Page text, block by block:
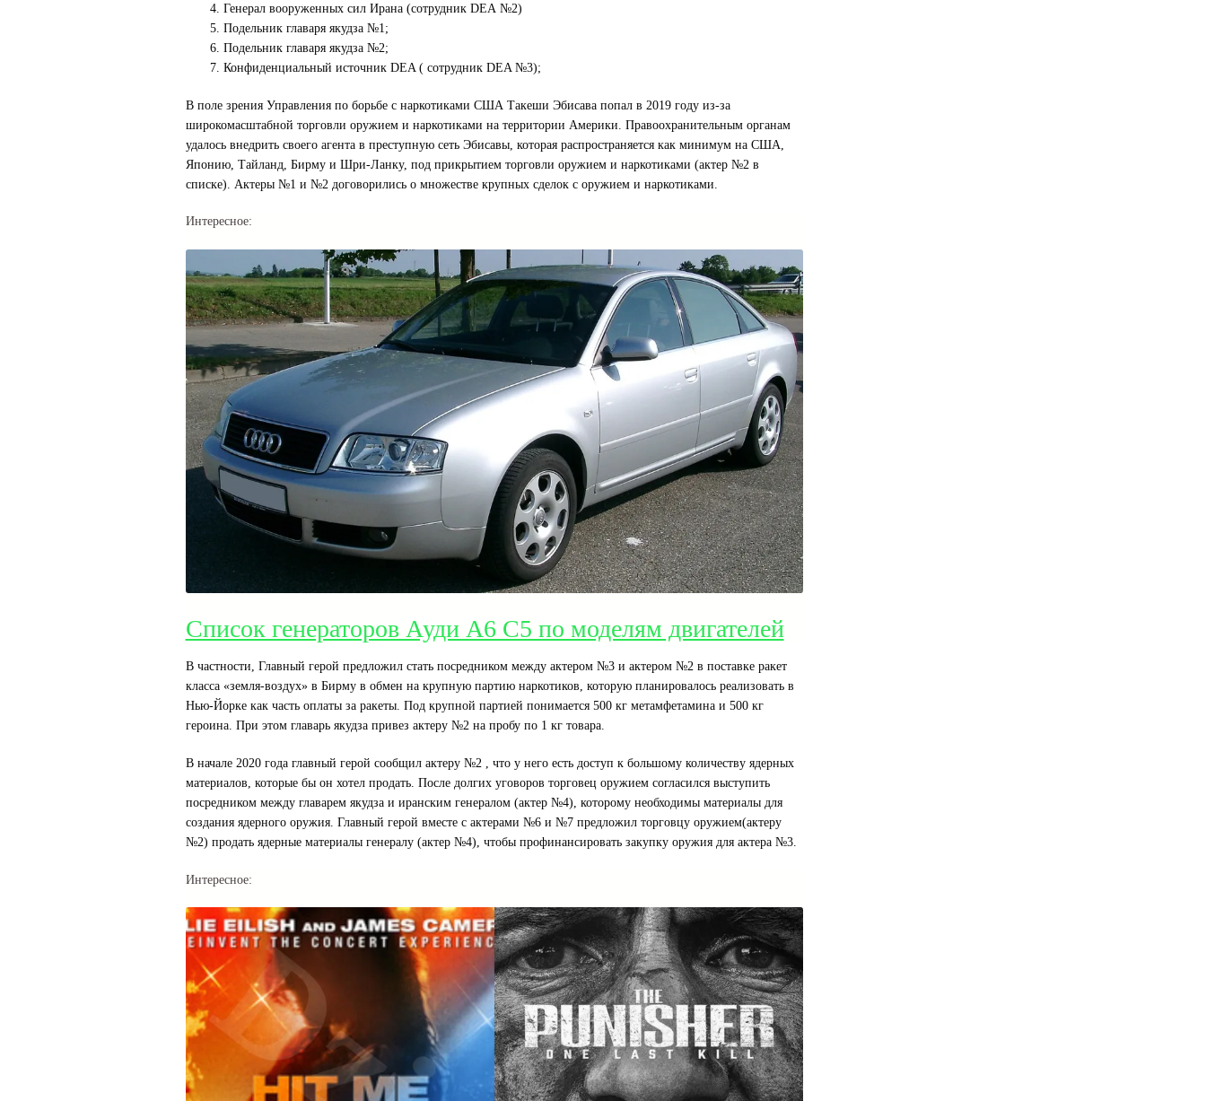
Генерал вооруженных сил Ирана (сотрудник DEA №2)
Подельник главаря якудза №1;
Подельник главаря якудза №2;
Конфиденциальный источник DEA ( сотрудник DEA №3);
В поле зрения Управления по борьбе с наркотиками США Такеши Эбисава попал в 2019 году из-за
широкомасштабной торговли оружием и наркотиками на территории Америки. Правоохранительным органам
удалось внедрить своего агента в преступную сеть Эбисавы, которая распространяется как минимум на США,
Японию, Тайланд, Бирму и Шри-Ланку, под прикрытием торговли оружием и наркотиками (актер №2 в
списке). Актеры №1 и №2 договорились о множестве крупных сделок с оружием и наркотиками.
Интересное:
Список генераторов Ауди А6 С5 по моделям двигателей
В частности, Главный герой предложил стать посредником между актером №3 и актером №2 в поставке ракет
класса «земля-воздух» в Бирму в обмен на крупную партию наркотиков, которую планировалось реализовать в
Нью-Йорке как часть оплаты за ракеты. Под крупной партией понимается 500 кг метамфетамина и 500 кг
героина. При этом главарь якудза привез актеру №2 на пробу по 1 кг товара.
В начале 2020 года главный герой сообщил актеру №2 , что у него есть доступ к большому количеству ядерных
материалов, которые бы он хотел продать. После долгих уговоров торговец оружием согласился выступить
посредником между главарем якудза и иранским генералом (актер №4), которому необходимы материалы для
создания ядерного оружия. Главный герой вместе с актерами №6 и №7 предложил торговцу оружием(актеру
№2) продать ядерные материалы генералу (актер №4), чтобы профинансировать закупку оружия для актера №3.
Интересное: